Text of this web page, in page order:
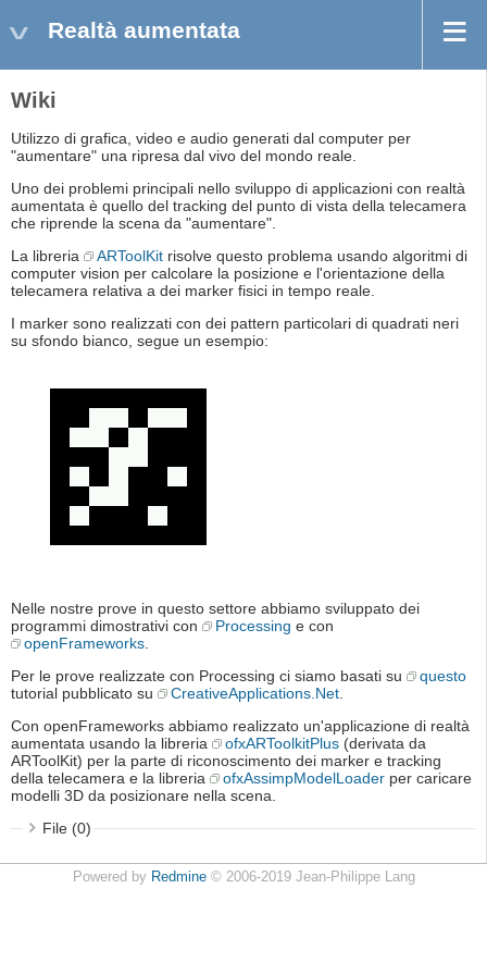
Realtà aumentata
Wiki
Utilizzo di grafica, video e audio generati dal computer per
"aumentare" una ripresa dal vivo del mondo reale.
Uno dei problemi principali nello sviluppo di applicazioni con realtà
aumentata è quello del tracking del punto di vista della telecamera
che riprende la scena da "aumentare".
La libreria
ARToolKit risolve questo problema usando algoritmi di
computer vision per calcolare la posizione e l'orientazione della
telecamera relativa a dei marker fisici in tempo reale.
I marker sono realizzati con dei pattern particolari di quadrati neri
su sfondo bianco, segue un esempio:
Nelle nostre prove in questo settore abbiamo sviluppato dei
programmi dimostrativi con
Processing e con
openFrameworks.
Per le prove realizzate con Processing ci siamo basati su
questo
tutorial pubblicato su
CreativeApplications.Net.
Con openFrameworks abbiamo realizzato un'applicazione di realtà
aumentata usando la libreria
ofxARToolkitPlus (derivata da
ARToolKit) per la parte di riconoscimento dei marker e tracking
della telecamera e la libreria
ofxAssimpModelLoader per caricare
modelli 3D da posizionare nella scena.
File (0)
Powered by Redmine© 2006-2019 Jean-Philippe Lang